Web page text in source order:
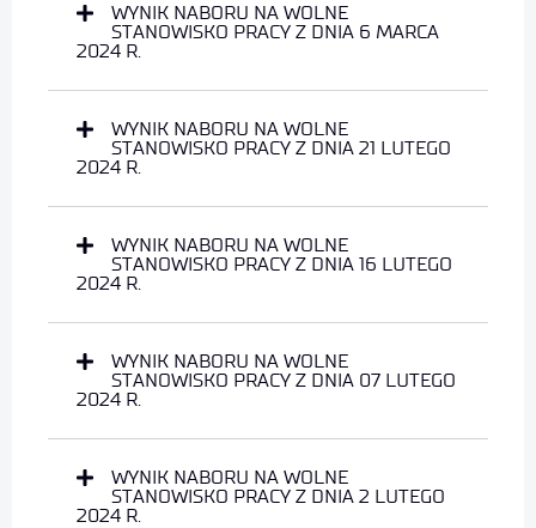
WYNIK NABORU NA WOLNE
STANOWISKO PRACY Z DNIA 6 MARCA
2024 R.
WYNIK NABORU NA WOLNE
STANOWISKO PRACY Z DNIA 21 LUTEGO
2024 R.
WYNIK NABORU NA WOLNE
STANOWISKO PRACY Z DNIA 16 LUTEGO
2024 R.
WYNIK NABORU NA WOLNE
STANOWISKO PRACY Z DNIA 07 LUTEGO
2024 R.
WYNIK NABORU NA WOLNE
STANOWISKO PRACY Z DNIA 2 LUTEGO
2024 R.